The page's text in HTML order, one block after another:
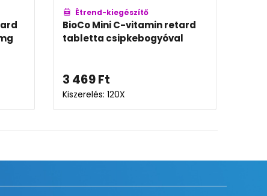
Extra
Étrend-kiegészítő
BioCo C-vitamin por
(Ascorbic acid)
Kiszerelés: 180g